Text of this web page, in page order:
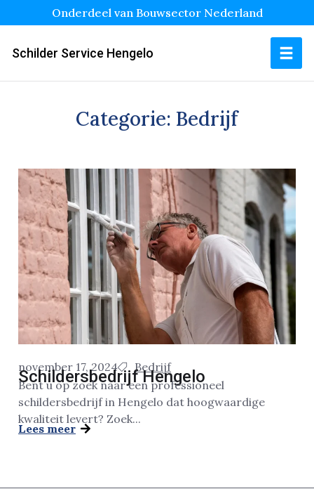
Onderdeel van Bouwsector Nederland
Schilder Service Hengelo
Categorie: Bedrijf
november 17, 2024 Bedrijf
Schildersbedrijf Hengelo
Bent u op zoek naar een professioneel
schildersbedrijf in Hengelo dat hoogwaardige
kwaliteit levert? Zoek...
Lees meer